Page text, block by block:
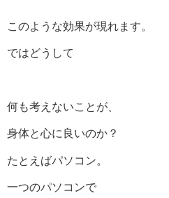
このような効果が現れます。
ではどうして
何も考えないことが、
身体と心に良いのか？
たとえばパソコン。
一つのパソコンで